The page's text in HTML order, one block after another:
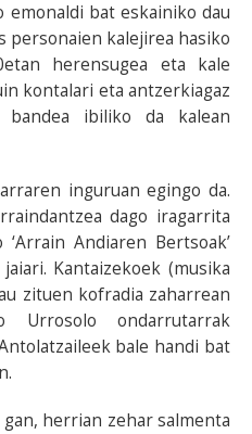
emonaldi bat eskainiko dau
personaien kalejirea hasiko
herensugea eta kale
kontalari eta antzerkiagaz
bandea ibiliko da kalean
inguruan egingo da.
dago iragarrita
Andiaren Bertsoak’
Kantaizekoek (musika
zituen kofradia zaharrean
Urrosolo ondarrutarrak
bale handi bat
herrian zehar salmenta